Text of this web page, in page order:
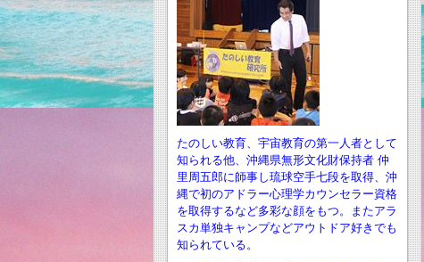
たのしい教育、宇宙教育の第一人者として
知られる他、沖縄県無形文化財保持者 仲
里周五郎に師事し琉球空手七段を取得、沖
縄で初のアドラー心理学カウンセラー資格
を取得するなど多彩な顔をもつ。またアラ
スカ単独キャンプなどアウトドア好きでも
知られている。